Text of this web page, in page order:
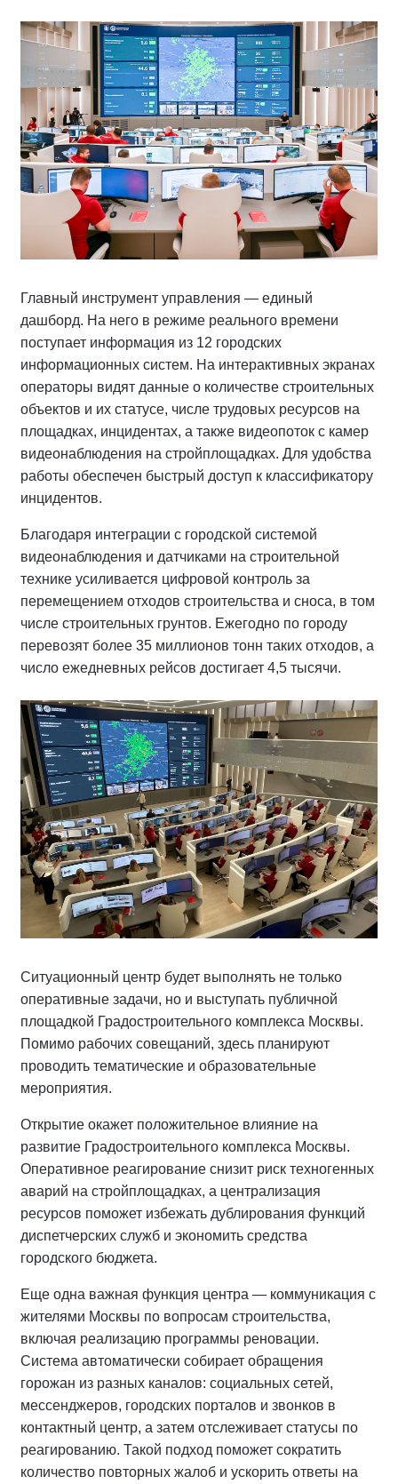
Главный инструмент управления — единый
дашборд. На него в режиме реального времени
поступает информация из 12 городских
информационных систем. На интерактивных экранах
операторы видят данные о количестве строительных
объектов и их статусе, числе трудовых ресурсов на
площадках, инцидентах, а также видеопоток с камер
видеонаблюдения на стройплощадках. Для удобства
работы обеспечен быстрый доступ к классификатору
инцидентов.
Благодаря интеграции с городской системой
видеонаблюдения и датчиками на строительной
технике усиливается цифровой контроль за
перемещением отходов строительства и сноса, в том
числе строительных грунтов. Ежегодно по городу
перевозят более 35 миллионов тонн таких отходов, а
число ежедневных рейсов достигает 4,5 тысячи.
Ситуационный центр будет выполнять не только
оперативные задачи, но и выступать публичной
площадкой Градостроительного комплекса Москвы.
Помимо рабочих совещаний, здесь планируют
проводить тематические и образовательные
мероприятия.
Открытие окажет положительное влияние на
развитие Градостроительного комплекса Москвы.
Оперативное реагирование снизит риск техногенных
аварий на стройплощадках, а централизация
ресурсов поможет избежать дублирования функций
диспетчерских служб и экономить средства
городского бюджета.
Еще одна важная функция центра — коммуникация с
жителями Москвы по вопросам строительства,
включая реализацию программы реновации.
Система автоматически собирает обращения
горожан из разных каналов: социальных сетей,
мессенджеров, городских порталов и звонков в
контактный центр, а затем отслеживает статусы по
реагированию. Такой подход поможет сократить
количество повторных жалоб и ускорить ответы на